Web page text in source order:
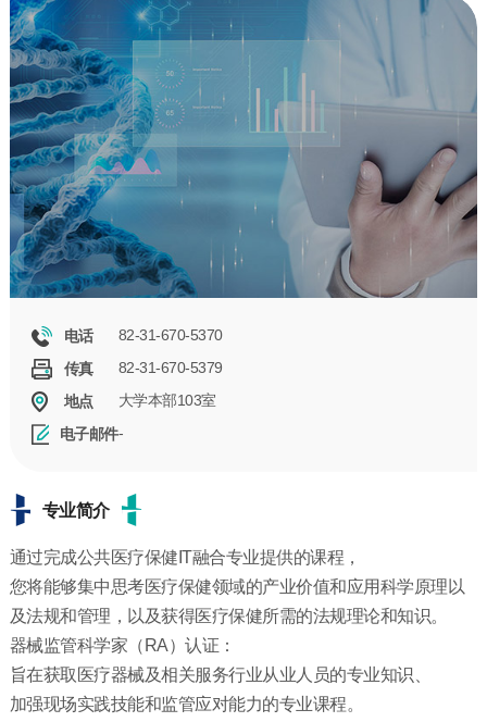
电话
82-31-670-5370
传真
82-31-670-5379
地点
大学本部103室
电子邮件-
专业简介
通过完成公共医疗保健IT融合专业提供的课程，
您将能够集中思考医疗保健领域的产业价值和应用科学原理以
及法规和管理，以及获得医疗保健所需的法规理论和知识。
器械监管科学家（RA）认证：
旨在获取医疗器械及相关服务行业从业人员的专业知识、
加强现场实践技能和监管应对能力的专业课程。